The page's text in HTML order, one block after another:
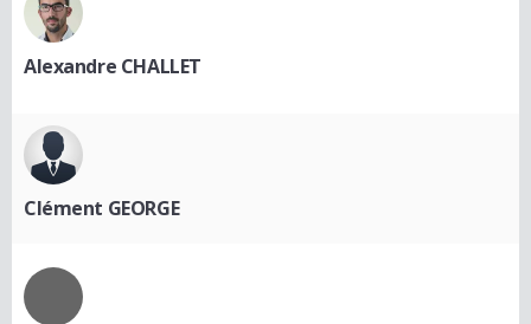
Alexandre CHALLET
Clément GEORGE